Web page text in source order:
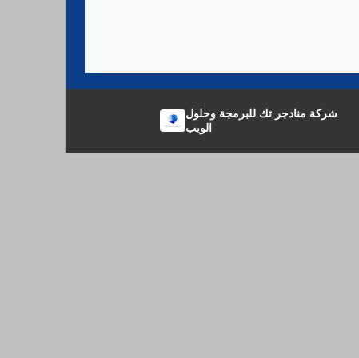
شركة منادجر تك للبرمجة وحلول
الويب